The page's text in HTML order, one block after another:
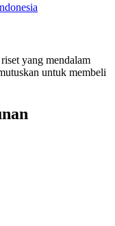
yang mendalam
untuk membeli